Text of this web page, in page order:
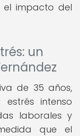
el impacto del
un
de 35 años,
intenso
laborales y
que el